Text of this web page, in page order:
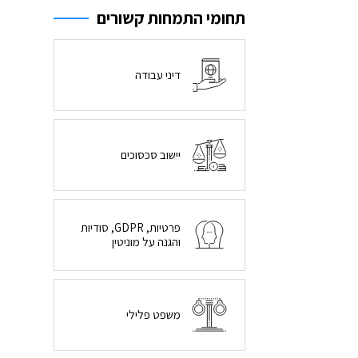
תחומי התמחות קשורים
דיני עבודה
יישוב סכסוכים
פרטיות, GDPR, סודיות
והגנה על מוניטין
משפט פלילי